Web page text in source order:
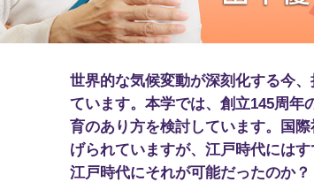
世界的な気候変動が深刻化する今
ています。本学では、創立145周年
育のあり方を検討しています。国
げられていますが、江戸時代には
江戸時代にそれが可能だったのか